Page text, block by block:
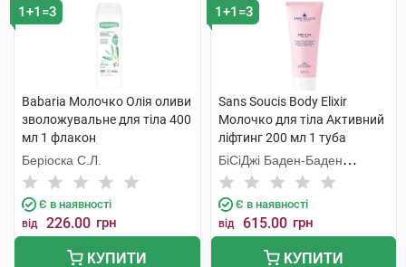
1+1=3
Babaria Молочко Олія оливи
зволожувальне для тіла 400
мл 1 флакон
Беріоска С.Л.
Є в наявності
від 226.00 грн
КУПИТИ
1+1=3
Sans Soucis Body Elixir
Молочко для тіла Активний
ліфтинг 200 мл 1 туба
БіСіДжі Баден-Баден
Косметікс Груп Гмбх
Є в наявності
від 615.00 грн
КУПИТИ